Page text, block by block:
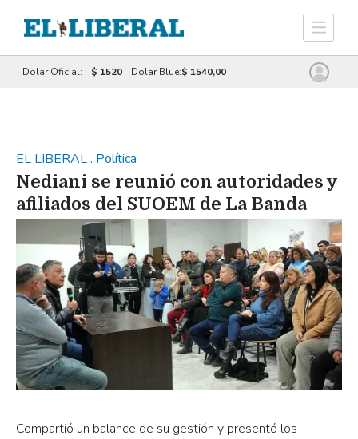
Dolar Oficial: $ 1520 Dolar Blue:$ 1540,00
EL LIBERAL. Política
Nediani se reunió con autoridades y
afiliados del SUOEM de La Banda
Compartió un balance de su gestión y presentó los